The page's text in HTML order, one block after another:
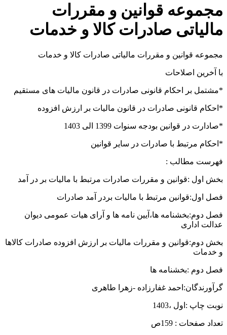
مجموعه قوانین و مقررات
مالیاتی صادرات کالا و خدمات
مجموعه قوانین و مقررات مالیاتی صادرات کالا و خدمات
با آخرین اصلاحات
*مشتمل بر احکام قانونی صادرات در قانون مالیات های مستقیم
*احکام قانونی صادرات در قانون مالیات بر ارزش افزوده
*صادارت در قوانین بودجه سنوات 1399 الی 1403
*احکام مرتبط با صادرات در سایر قوانین
فهرست مطالب :
بخش اول :قوانین و مقررات صادرات مرتبط با مالیات بر در آمد
فصل اول:قوانین مرتبط با مالیات بردر آمد صادرات
فصل دوم:بخشنامه ها،آیین نامه ها و آرای هیات عمومی دیوان
عدالت اداری
بخش دوم:قوانین و مقررات مالیات بر ارزش افزوده صادرات کالاها
و خدمات
فصل دوم :بخشنامه ها
گرآورندگان:احمد غفارزاده -زهرا طاهری
نوبت چاپ :اول ،1403
تعداد صفحات : 159ص